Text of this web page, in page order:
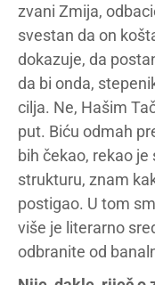
zvani Zmija,
svestan da on
dokazuje, da
da bi onda,
cilja. Ne, Hašim
put. Biću odmah
bih čekao, rekao
strukturu, znam
postigao. U tom
više je literarno
odbranite od